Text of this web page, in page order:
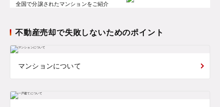
全国で分譲されたマンションをご紹介
不動産売却で失敗しないためのポイント
マンションについて